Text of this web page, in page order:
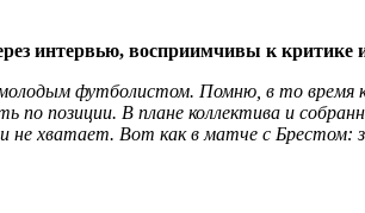
интервью, восприимчивы к критике
футболистом. Помню, в то время
позиции. В плане коллектива и
хватает. Вот как в матче с Брестом: